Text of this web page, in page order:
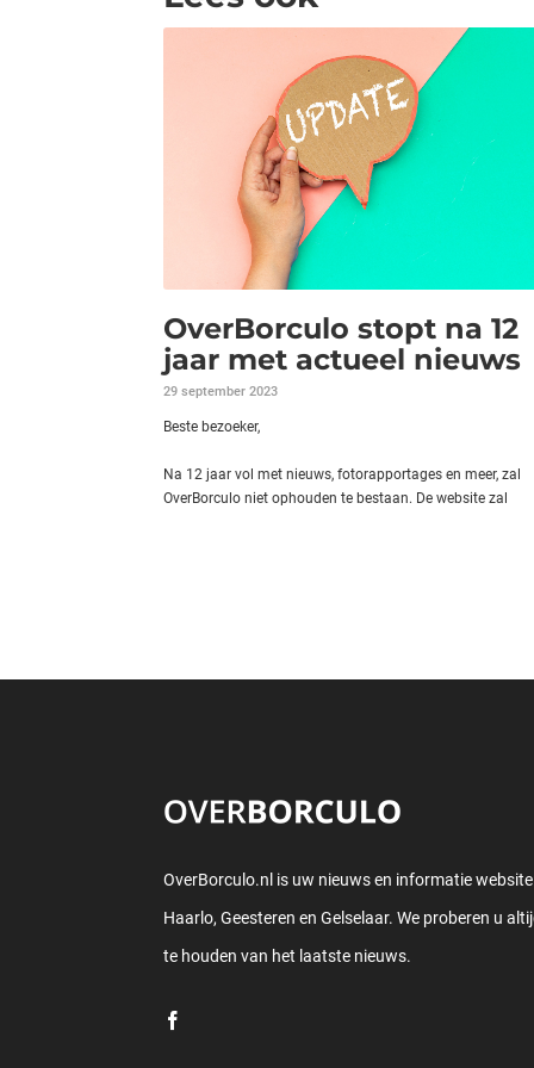
OverBorculo stopt na 12
jaar met actueel nieuws
29 september 2023
Beste bezoeker,
Na 12 jaar vol met nieuws, fotorapportages en meer, zal
OverBorculo niet ophouden te bestaan. De website zal
OverBorculo.nl is uw nieuws en informatie
Haarlo, Geesteren en Gelselaar. We proberen u
te houden van het laatste nieuws.